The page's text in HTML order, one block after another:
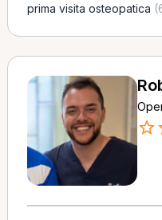
prima visita osteopatica